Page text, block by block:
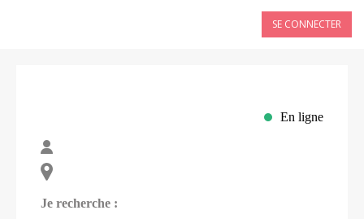
SE CONNECTER
En ligne
Je recherche :